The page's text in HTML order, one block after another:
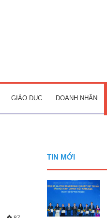
GIÁO DỤC DOANH NHÂN
TIN MỚI